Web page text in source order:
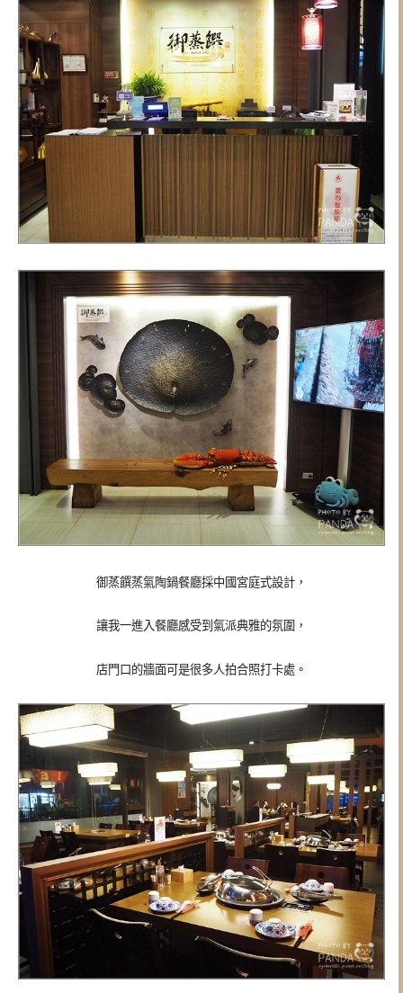
御蒸饌蒸氣陶鍋餐廳採中國宮庭式設計，
讓我一進入餐廳感受到氣派典雅的氛圍，
店門口的牆面可是很多人拍合照打卡處。